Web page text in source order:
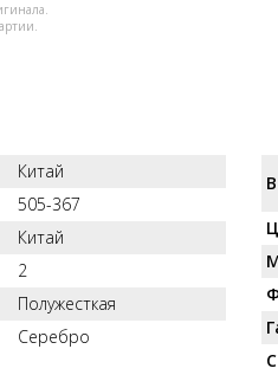
Китай
505-367
Китай
2
Полужесткая
Серебро